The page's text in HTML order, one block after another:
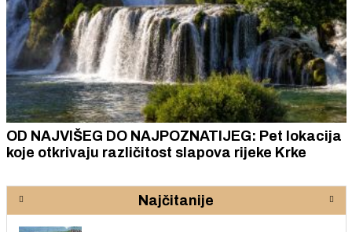
OD NAJVIŠEG DO NAJPOZNATIJEG: Pet lokacija
koje otkrivaju različitost slapova rijeke Krke
Najčitanije